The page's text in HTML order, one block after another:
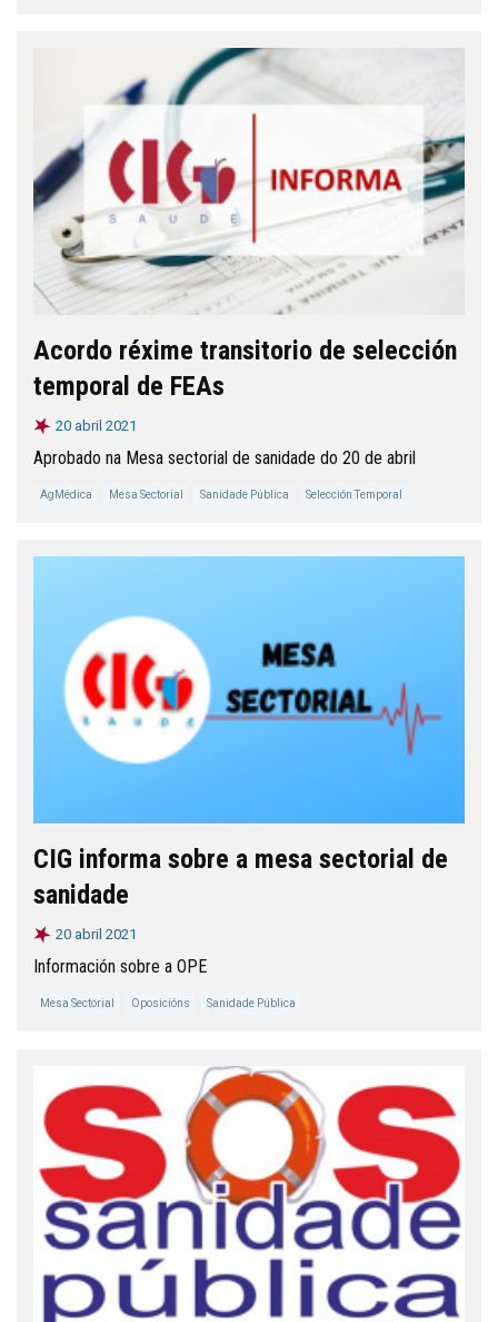
Acordo réxime transitorio de selección
temporal de FEAs
20 abril 2021
Aprobado na Mesa sectorial de sanidade do 20 de abril
AgMédica Mesa Sectorial Sanidade Pública Selección Temporal
CIG informa sobre a mesa sectorial de
sanidade
20 abril 2021
Información sobre a OPE
Mesa Sectorial Oposicións Sanidade Pública